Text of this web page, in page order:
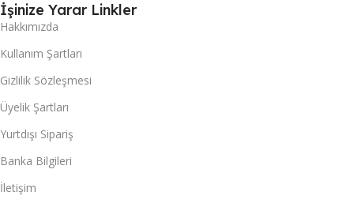
İşinize Yarar Linkler
Hakkımızda
Kullanım Şartları
Gizlilik Sözleşmesi
Üyelik Şartları
Yurtdışı Sipariş
Banka Bilgileri
İletişim